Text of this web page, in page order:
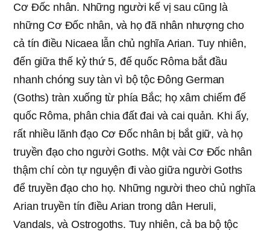
Cơ Đốc nhân. Những người kế vị sau cũng là
những Cơ Đốc nhân, và họ đã nhân nhượng cho
cả tín điều Nicaea lẫn chủ nghĩa Arian. Tuy nhiên,
đến giữa thế kỷ thứ 5, đế quốc Rôma bắt đầu
nhanh chóng suy tàn vì bộ tộc Đông German
(Goths) tràn xuống từ phía Bắc; họ xâm chiếm đế
quốc Rôma, phân chia đất đai và cai quản. Khi ấy,
rất nhiều lãnh đạo Cơ Đốc nhân bị bắt giữ, và họ
truyền đạo cho người Goths. Một vài Cơ Đốc nhân
thậm chí còn tự nguyện đi vào giữa người Goths
để truyền đạo cho họ. Những người theo chủ nghĩa
Arian truyền tín điều Arian trong dân Heruli,
Vandals, và Ostrogoths. Tuy nhiên, cả ba bộ tộc